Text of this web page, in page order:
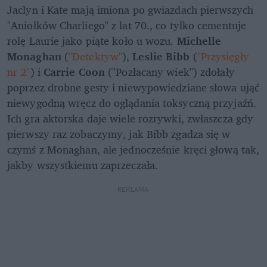
Jaclyn i Kate mają imiona po gwiazdach pierwszych
"Aniołków Charliego" z lat 70., co tylko cementuje
rolę Laurie jako piąte koło u wozu. Michelle
Monaghan ("Detektyw"), Leslie Bibb ("Przysięgły
nr 2") i Carrie Coon ("Pozłacany wiek") zdołały
poprzez drobne gesty i niewypowiedziane słowa ująć
niewygodną wręcz do oglądania toksyczną przyjaźń.
Ich gra aktorska daje wiele rozrywki, zwłaszcza gdy
pierwszy raz zobaczymy, jak Bibb zgadza się w
czymś z Monaghan, ale jednocześnie kręci głową tak,
jakby wszystkiemu zaprzeczała.
REKLAMA